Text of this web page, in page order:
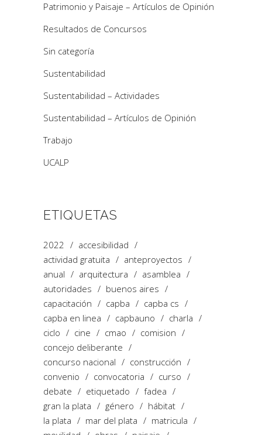
Patrimonio y Paisaje – Artículos de Opinión
Resultados de Concursos
Sin categoría
Sustentabilidad
Sustentabilidad – Actividades
Sustentabilidad – Artículos de Opinión
Trabajo
UCALP
ETIQUETAS
2022
accesibilidad
actividad gratuita
anteproyectos
anual
arquitectura
asamblea
autoridades
buenos aires
capacitación
capba
capba cs
capba en linea
capbauno
charla
ciclo
cine cmao
comision
concejo deliberante
concurso nacional
construcción
convenio
convocatoria
curso
debate
etiquetado
fadea
gran la plata
género
hábitat
la plata
mar del plata
matricula